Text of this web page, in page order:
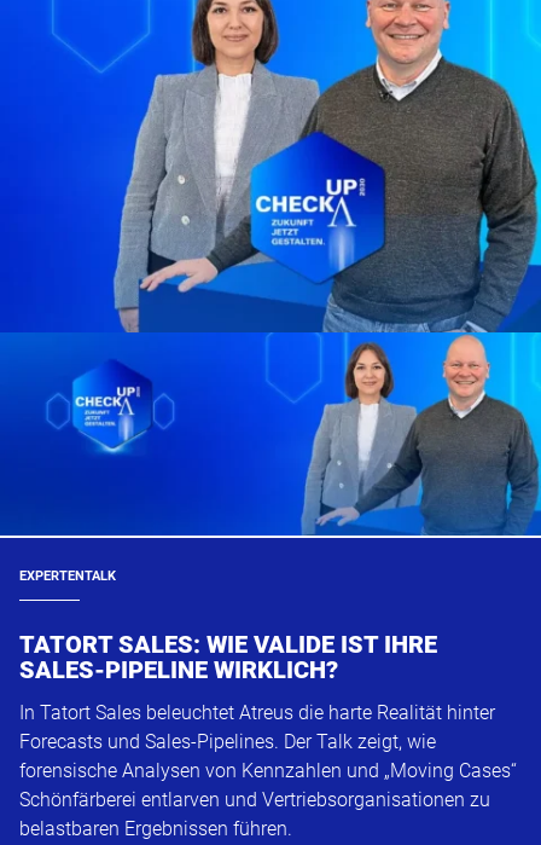
EXPERTENTALK
TATORT SALES: WIE VALIDE IST IHRE
SALES-PIPELINE WIRKLICH?
In Tatort Sales beleuchtet Atreus die harte Realität hinter
Forecasts und Sales-Pipelines. Der Talk zeigt, wie
forensische Analysen von Kennzahlen und „Moving Cases“
Schönfärberei entlarven und Vertriebsorganisationen zu
belastbaren Ergebnissen führen.